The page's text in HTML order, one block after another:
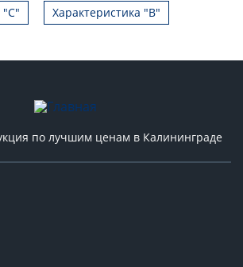
"С" Характеристика "B"
по лучшим ценам в Калининграде